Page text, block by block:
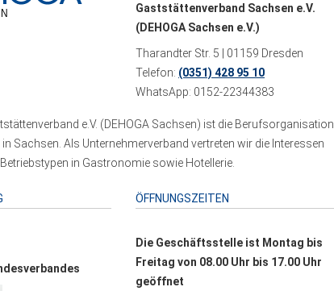
Gaststättenverband Sachsen e.V.
(DEHOGA Sachsen e.V.)
Tharandter Str. 5 | 01159 Dresden
Telefon: (0351) 428 95 10
WhatsApp: 0152-22344383
e.V. (DEHOGA Sachsen) ist die Berufsorganisation
Sachsen. Als Unternehmerverband vertreten wir die Interessen
in Gastronomie sowie Hotellerie.
ÖFFNUNGSZEITEN
Die Geschäftsstelle ist Montag bis
Freitag von 08.00 Uhr bis 17.00 Uhr
geöffnet